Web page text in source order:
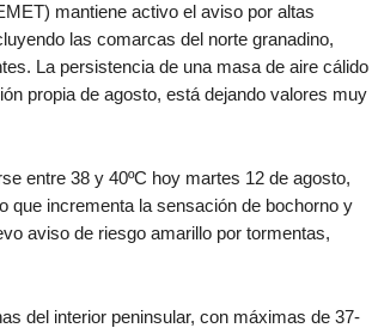
mantiene activo el aviso por altas
las comarcas del norte granadino,
La persistencia de una masa de aire cálido
propia de agosto, está dejando valores muy
entre 38 y 40ºC hoy martes 12 de agosto,
que incrementa la sensación de bochorno y
aviso de riesgo amarillo por tormentas,
del interior peninsular, con máximas de 37-